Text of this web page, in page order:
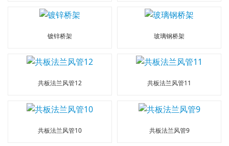
镀锌桥架 玻璃钢桥架
共板法兰风管12 共板法兰风管11
共板法兰风管10 共板法兰风管9